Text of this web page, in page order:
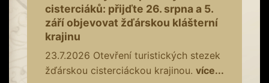
cisterciáků: přijďte 26. srpna a 5.
září objevovat žďárskou klášterní
krajinu
23.7.2026 Otevření turistických stezek
žďárskou cisterciáckou krajinou. více...